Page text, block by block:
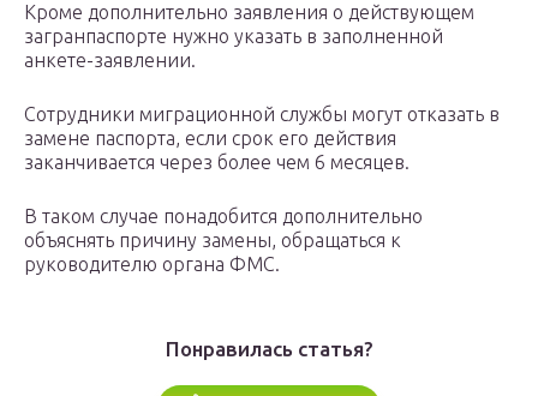
Кроме дополнительно заявления о действующем
загранпаспорте нужно указать в заполненной
анкете-заявлении.
Сотрудники миграционной службы могут отказать в
замене паспорта, если срок его действия
заканчивается через более чем 6 месяцев.
В таком случае понадобится дополнительно
объяснять причину замены, обращаться к
руководителю органа ФМС.
Понравилась статья?